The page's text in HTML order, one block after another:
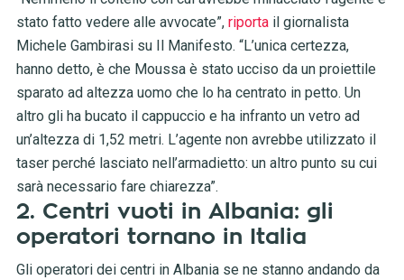
stato fatto vedere alle avvocate”, riportail giornalista
Michele Gambirasi su Il Manifesto. “L’unica certezza,
hanno detto, è che Moussa è stato ucciso da un proiettile
sparato ad altezza uomo che lo ha centrato in petto. Un
altro gli ha bucato il cappuccio e ha infranto un vetro ad
un’altezza di 1,52 metri. L’agente non avrebbe utilizzato il
taser perché lasciato nell’armadietto: un altro punto su cui
sarà necessario fare chiarezza”.
2. Centri vuoti in Albania: gli
operatori tornano in Italia
Gli operatori dei centri in Albania se ne stanno andando da